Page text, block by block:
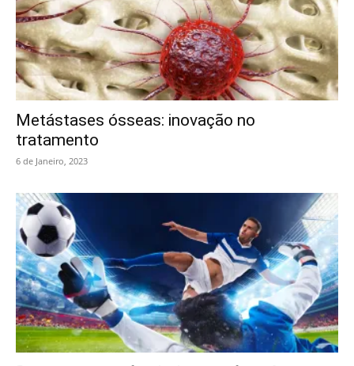
Metástases ósseas: inovação no
tratamento
6 de Janeiro, 2023